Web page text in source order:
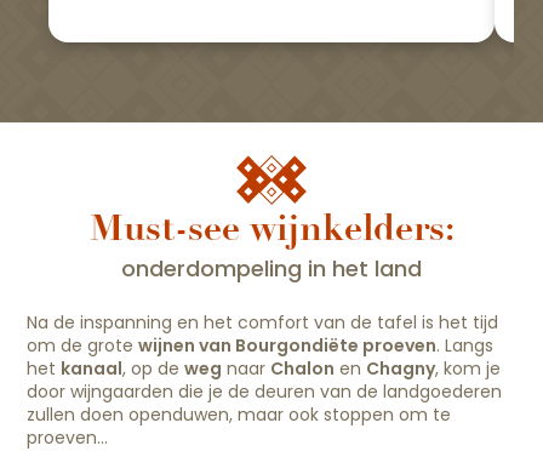
Must-see wijnkelders:
onderdompeling in het land
Na de inspanning en het comfort van de tafel is het tijd
om de grote wijnen van Bourgondiëte proeven. Langs
het kanaal, op de weg naar Chalon en Chagny, kom je
door wijngaarden die je de deuren van de landgoederen
zullen doen openduwen, maar ook stoppen om te
proeven…